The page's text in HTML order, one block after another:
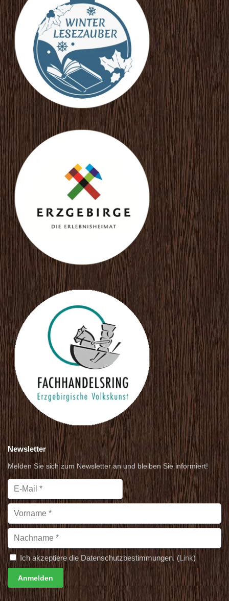
Newsletter
Melden Sie sich zum Newsletter an und bleiben Sie informiert!
Ich akzeptiere die Datenschutzbestimmungen. (Link)